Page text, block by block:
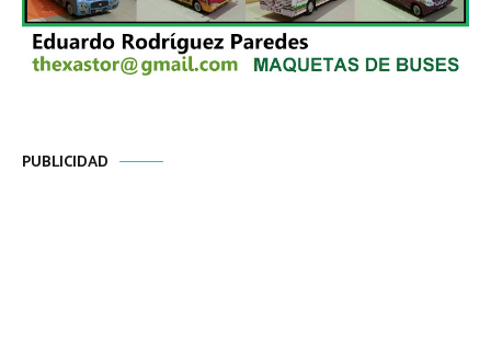
PUBLICIDAD